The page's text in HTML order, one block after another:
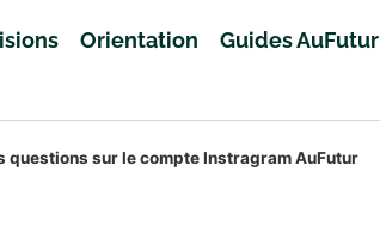
Orientation Guides AuFutur
questions sur le compte Instragram AuFutur